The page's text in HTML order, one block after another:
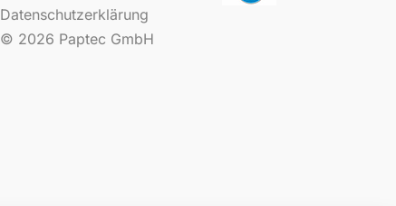
Datenschutzerklärung
© 2026 Paptec GmbH